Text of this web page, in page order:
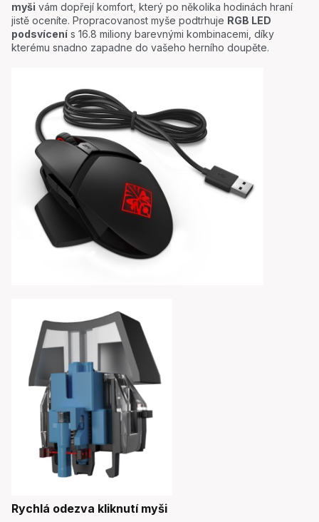
myši vám dopřejí komfort, který po několika hodinách hraní
jistě oceníte. Propracovanost myše podtrhuje RGB LED
podsvícení s 16.8 miliony barevnými kombinacemi, díky
kterému snadno zapadne do vašeho herního doupěte.
Rychlá odezva kliknutí myši